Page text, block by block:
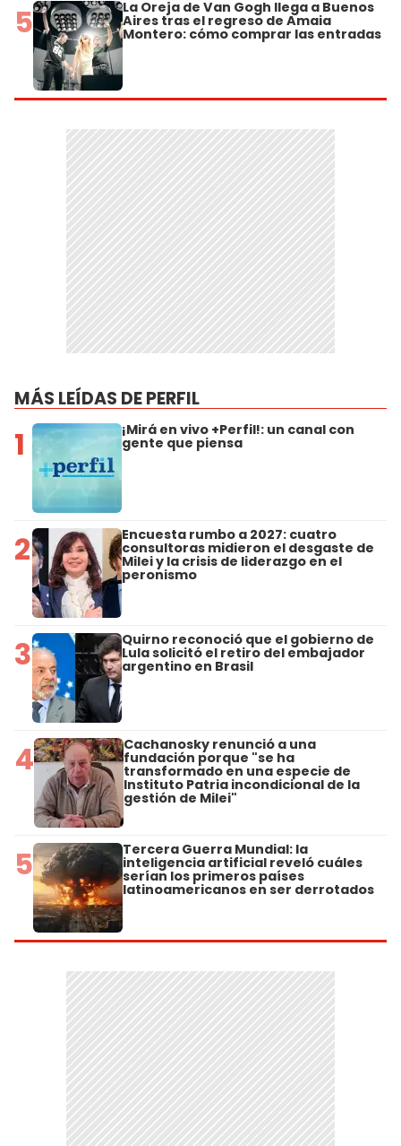
5 La Oreja de Van Gogh llega a Buenos
Aires tras el regreso de Amaia
Montero: cómo comprar las entradas
MÁS LEÍDAS DE PERFIL
1 ¡Mirá en vivo +Perfil!: un canal con
gente que piensa
2 Encuesta rumbo a 2027: cuatro
consultoras midieron el desgaste de
Milei y la crisis de liderazgo en el
peronismo
3 Quirno reconoció que el gobierno de
Lula solicitó el retiro del embajador
argentino en Brasil
4 Cachanosky renunció a una
fundación porque "se ha
transformado en una especie de
Instituto Patria incondicional de la
gestión de Milei"
5 Tercera Guerra Mundial: la
inteligencia artificial reveló cuáles
serían los primeros países
latinoamericanos en ser derrotados